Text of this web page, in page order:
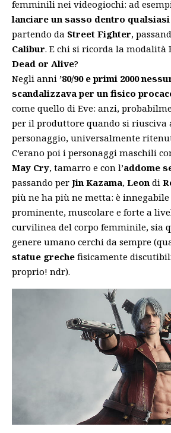
femminili nei videogiochi: ad
lanciare un sasso dentro
partendo da Street Fighter,
Calibur. E chi si ricorda la modalità
Dead or Alive?
Negli anni ’80/90 e primi 2000
scandalizzava per un fisico
come quello di Eve: anzi,
per il produttore quando si riusciva
personaggio, universalmente
C’erano poi i personaggi maschili
May Cry, tamarro e con l’addome
passando per Jin Kazama, Leon di
più ne ha più ne metta: è
prominente, muscolare e forte a
curvilinea del corpo femminile, sia
genere umano cerchi da sempre
statue greche fisicamente
proprio! ndr).